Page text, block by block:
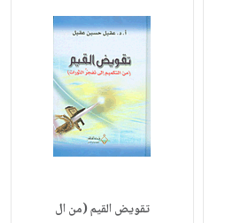
تقويض القيم (من ال